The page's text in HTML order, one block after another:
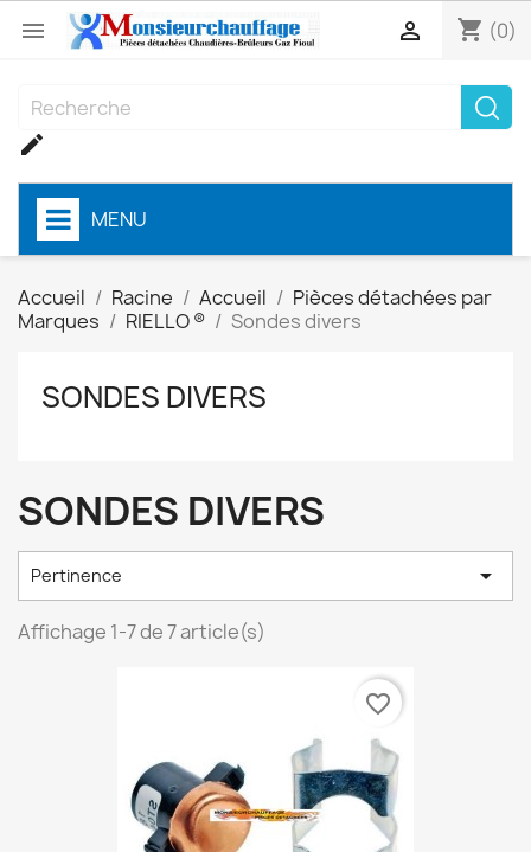
 shopping_cart (0)


MENU
Accueil Racine Accueil
Pièces détachées par
Marques
RIELLO ® Sondes divers
SONDES DIVERS
SONDES DIVERS
Pertinence 
Affichage 1-7 de 7 article(s)
favorite_border